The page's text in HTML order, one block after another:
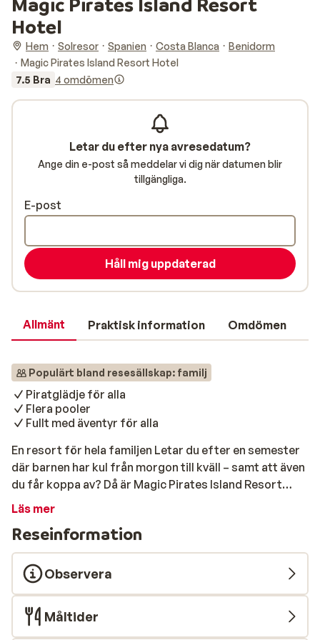
Hotel
Hem Solresor Spanien Costa Blanca
Benidorm
Magic Pirates Island Resort Hotel
7.5 Bra 4 omdömen
Allmänt Praktisk information Omdömen
Populärt bland resesällskap: familj
Piratglädje för alla
Flera pooler
Fullt med äventyr för alla
En resort för hela familjen Letar du efter en semester
där barnen har kul från morgon till kväll – samt att även
du får koppa av? Då är Magic Pirates Island Resort
något för er. Här bor ni i Benidorms utkant, bara 5
är skapat för barnfamiljer som vill ha både upplevelser
och bekvämlighet på ett och samma ställe. Ni har även
fri tillgång till Terra Natura Zoo och Aqua Natura
vattenpark. Strand & pool Här väntar tre stora pooler
som ni kan välja mellan – perfekta för både lek och
avkoppling. Den stora stjärnan är dock den
Läs mer
Reseinformation
Observera
Måltider
Letar du efter nya avresedatum?
Ange din e-post så meddelar vi dig när datumen blir
tillgängliga.
E-post
Håll mig uppdaterad